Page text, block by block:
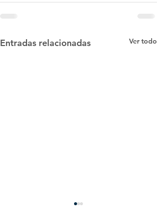
Entradas relacionadas Ver todo